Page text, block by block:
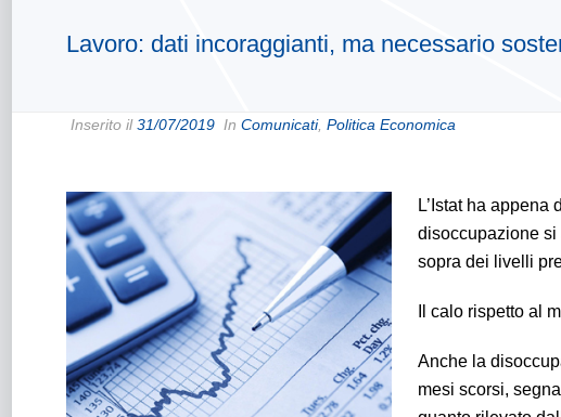
Lavoro: dati incoraggianti, ma necessario
Inserito il31/07/2019 In Comunicati, Politica Economica
L’Istat ha
disoccupazione si
sopra dei livelli
Il calo rispetto al
Anche la
mesi scorsi,